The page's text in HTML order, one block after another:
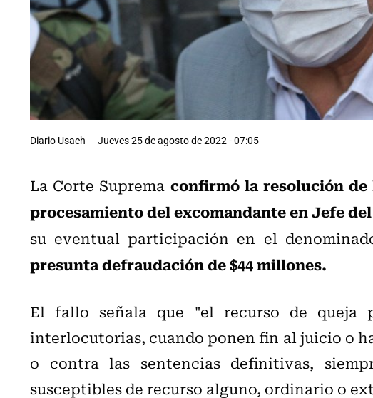
Diario Usach Jueves 25 de agosto de 2022 - 07:05
La Corte Suprema confirmó la resolución
procesamiento del excomandante en Jefe
su eventual participación en el
presunta defraudación de $44 millones.
El fallo señala que "el recurso de queja
interlocutorias, cuando ponen fin al juicio o
o contra las sentencias definitivas,
susceptibles de recurso alguno, ordinario o